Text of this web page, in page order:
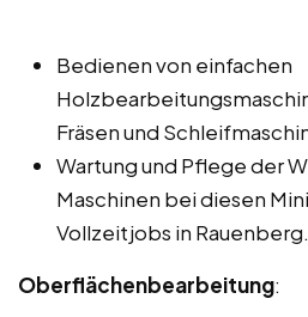
Bedienen von einfachen
Fräsen und
Wartung und Pflege der
Maschinen bei diesen
Vollzeitjobs in Rauenberg.
Oberflächenbearbeitung: